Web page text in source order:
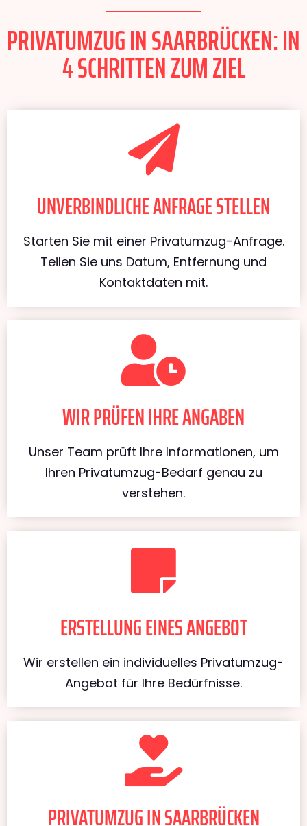
PRIVATUMZUG IN SAARBRÜCKEN: IN
4 SCHRITTEN ZUM ZIEL
UNVERBINDLICHE ANFRAGE STELLEN
Starten Sie mit einer Privatumzug-Anfrage.
Teilen Sie uns Datum, Entfernung und
Kontaktdaten mit.
WIR PRÜFEN IHRE ANGABEN
Unser Team prüft Ihre Informationen, um
Ihren Privatumzug-Bedarf genau zu
verstehen.
ERSTELLUNG EINES ANGEBOT
Wir erstellen ein individuelles Privatumzug-
Angebot für Ihre Bedürfnisse.
PRIVATUMZUG IN SAARBRÜCKEN